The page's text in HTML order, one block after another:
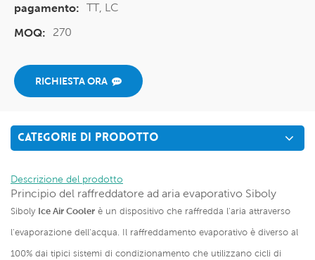
pagamento: TT, LC
MOQ:
270
RICHIESTA ORA
CATEGORIE DI PRODOTTO
Descrizione del prodotto
Principio del raffreddatore ad aria evaporativo Siboly
Siboly Ice Air Cooler è un dispositivo che raffredda l'aria attraverso
l'evaporazione dell'acqua. Il raffreddamento evaporativo è diverso al
100% dai tipici sistemi di condizionamento che utilizzano cicli di